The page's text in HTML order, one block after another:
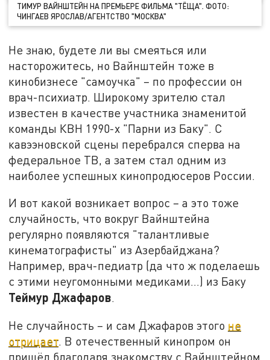
ТИМУР ВАЙНШТЕЙН НА ПРЕМЬЕРЕ ФИЛЬМА "ТЁЩА". ФОТО:
ЧИНГАЕВ ЯРОСЛАВ/АГЕНТСТВО "МОСКВА"
Не знаю, будете ли вы смеяться или
насторожитесь, но Вайнштейн тоже в
кинобизнесе "самоучка" – по профессии он
врач-психиатр. Широкому зрителю стал
известен в качестве участника знаменитой
команды КВН 1990-х "Парни из Баку". С
кавээновской сцены перебрался сперва на
федеральное ТВ, а затем стал одним из
наиболее успешных кинопродюсеров России.
И вот какой возникает вопрос – а это тоже
случайность, что вокруг Вайнштейна
регулярно появляются "талантливые
кинематографисты" из Азербайджана?
Например, врач-педиатр (да что ж поделаешь
с этими неугомонными медиками…) из Баку
Теймур Джафаров.
Не случайность – и сам Джафаров этого не
отрицает. В отечественный кинопром он
пришёл благодаря знакомству с Вайнштейном